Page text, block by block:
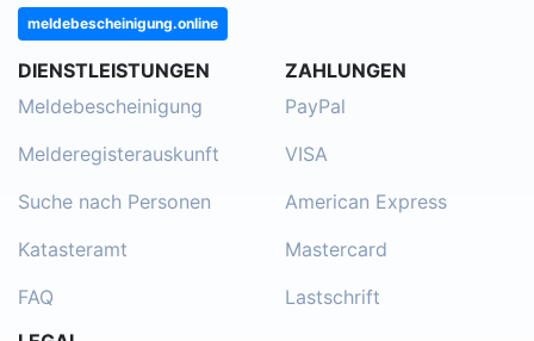
meldebescheinigung.online
DIENSTLEISTUNGEN
Meldebescheinigung
Melderegisterauskunft
Suche nach Personen
Katasteramt
FAQ
ZAHLUNGEN
PayPal
VISA
American Express
Mastercard
Lastschrift